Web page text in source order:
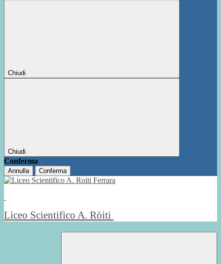
Chiudi
Chiudi
Conferma
Annulla Conferma
Liceo Scientifico A. Ròiti